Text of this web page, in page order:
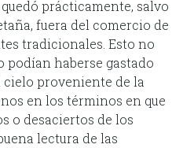
prácticamente, salvo
fuera del comercio de
tradicionales. Esto no
podían haberse gastado
cielo proveniente de la
en los términos en que
o desaciertos de los
lectura de las